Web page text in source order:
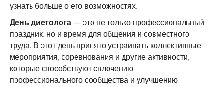
узнать больше о его возможностях.
День диетолога — это не только профессиональный
праздник, но и время для общения и совместного
труда. В этот день принято устраивать коллективные
мероприятия, соревнования и другие активности,
которые способствуют сплочению
профессионального сообщества и улучшению